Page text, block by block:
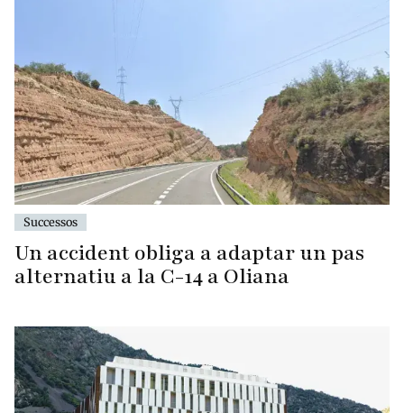
Successos
Un accident obliga a adaptar un pas
alternatiu a la C-14 a Oliana